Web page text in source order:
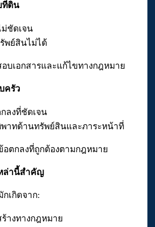
ที่ดิน
ม่ชัดเจน
พย์สินไม่ได้
บเอกสารและแก้ไขทางกฎหมาย
ครัว
ลงที่ชัดเจน
พาทด้านทรัพย์สินและภาระหน้าที่
อตกลงที่ถูกต้องตามกฎหมาย
ล่านี้สำคัญ
เกิดจาก:
างทางกฎหมาย